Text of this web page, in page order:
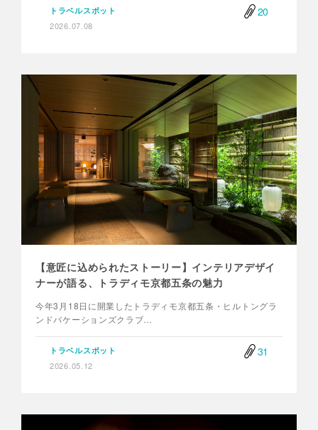
トラベルスポット
2026.07.08
20
【意匠に込められたストーリー】インテリアデザイ
ナーが語る、トラディモ京都五条の魅力
今年3月18日に開業したトラディモ京都五条・ヒルトングラ
ンドバケーションズクラブ…
トラベルスポット
2026.05.12
31